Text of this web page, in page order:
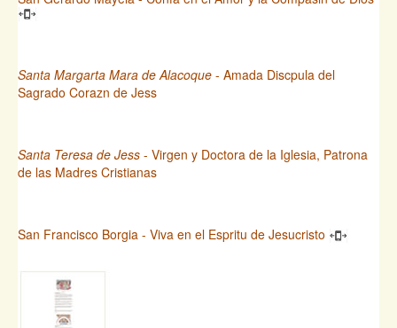
Santa Margarta Mara de Alacoque - Amada Discpula del
Sagrado Corazn de Jess
Santa Teresa de Jess - Virgen y Doctora de la Iglesia, Patrona
de las Madres Cristianas
San Francisco Borgia - Viva en el Espritu de Jesucristo